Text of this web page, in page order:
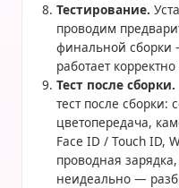
Тестирование.
проводим
финальной сборки
работает
Тест после сборки.
тест после сборки:
цветопередача,
Face ID / Touch ID,
проводная
неидеально —